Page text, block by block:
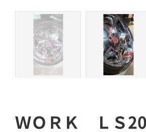
ＷＯＲＫ ＬＳ